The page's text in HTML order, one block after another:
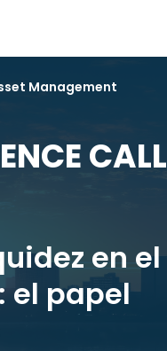
Management
CALL
en el
el papel